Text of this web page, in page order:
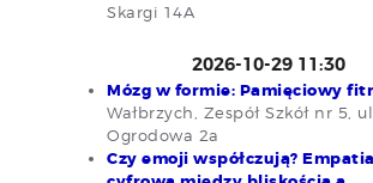
Skargi 14A
2026-10-29 11:30
Mózg w formie: Pamięciowy
Wałbrzych, Zespół Szkół nr 5, ul.
Ogrodowa 2a
Czy emoji współczują? Empatia